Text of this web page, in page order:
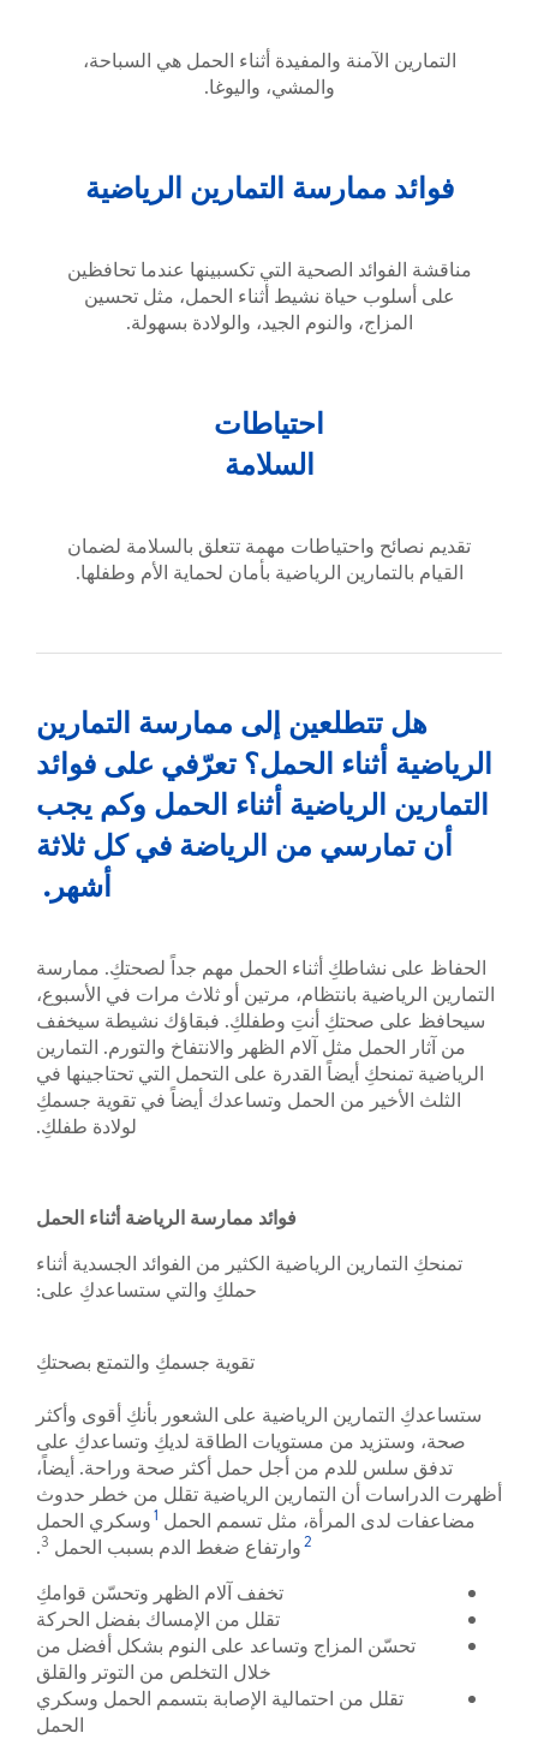
التمارين الآمنة والمفيدة أثناء الحمل هي السباحة،
والمشي، واليوغا.
فوائد ممارسة التمارين الرياضية
مناقشة الفوائد الصحية التي تكسبينها عندما تحافظين
على أسلوب حياة نشيط أثناء الحمل، مثل تحسين
المزاج، والنوم الجيد، والولادة بسهولة.
احتياطات
السلامة
تقديم نصائح واحتياطات مهمة تتعلق بالسلامة لضمان
القيام بالتمارين الرياضية بأمان لحماية الأم وطفلها.
هل تتطلعين إلى ممارسة التمارين
الرياضية أثناء الحمل؟ تعرّفي على فوائد
التمارين الرياضية أثناء الحمل وكم يجب
أن تمارسي من الرياضة في كل ثلاثة
أشهر.
الحفاظ على نشاطكِ أثناء الحمل مهم جداً لصحتكِ. ممارسة
التمارين الرياضية بانتظام، مرتين أو ثلاث مرات في الأسبوع،
سيحافظ على صحتكِ أنتِ وطفلكِ. فبقاؤك نشيطة سيخفف
من آثار الحمل مثل آلام الظهر والانتفاخ والتورم. التمارين
الرياضية تمنحكِ أيضاً القدرة على التحمل التي تحتاجينها في
الثلث الأخير من الحمل وتساعدك أيضاً في تقوية جسمكِ
لولادة طفلكِ.
فوائد ممارسة الرياضة أثناء الحمل
تمنحكِ التمارين الرياضية الكثير من الفوائد الجسدية أثناء
حملكِ والتي ستساعدكِ على:
تقوية جسمكِ والتمتع بصحتكِ
ستساعدكِ التمارين الرياضية على الشعور بأنكِ أقوى وأكثر
صحة، وستزيد من مستويات الطاقة لديكِ وتساعدكِ على
تدفق سلس للدم من أجل حمل أكثر صحة وراحة. أيضاً،
أظهرت الدراسات أن التمارين الرياضية تقلل من خطر حدوث
مضاعفات لدى المرأة، مثل تسمم الحمل 1وسكري الحمل
2وارتفاع ضغط الدم بسبب الحمل 3
.
تخفف آلام الظهر وتحسّن قوامكِ
تقلل من الإمساك بفضل الحركة
تحسّن المزاج وتساعد على النوم بشكل أفضل من
خلال التخلص من التوتر والقلق
تقلل من احتمالية الإصابة بتسمم الحمل وسكري
الحمل